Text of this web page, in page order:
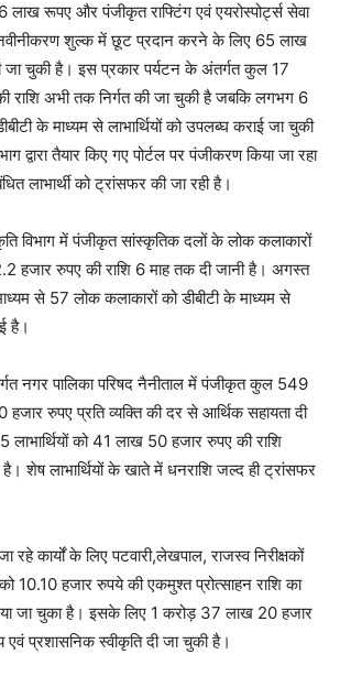
रूपए और पंजीकृत राफ्टिंग एवं एयरोस्पोर्ट्स सेवा
शुल्क में छूट प्रदान करने के लिए 65 लाख
जा चुकी है। इस प्रकार पर्यटन के अंतर्गत कुल 17
राशि अभी तक निर्गत की जा चुकी है जबकि लगभग 6
के माध्यम से लाभार्थियों को उपलब्घ कराई जा चुकी
द्वारा तैयार किए गए पोर्टल पर पंजीकरण किया जा रहा
लाभार्थी को ट्रांसफर की जा रही है।
विभाग में पंजीकृत सांस्कृतिक दलों के लोक कलाकारों
हजार रुपए की राशि 6 माह तक दी जानी है। अगस्त
से 57 लोक कलाकारों को डीबीटी के माध्यम से
है।
नगर पालिका परिषद नैनीताल में पंजीकृत कुल 549
रुपए प्रति व्यक्ति की दर से आर्थिक सहायता दी
को 41 लाख 50 हजार रुपए की राशि
है। शेष लाभार्थियों के खाते में धनराशि जल्द ही ट्रांसफर
रहे कार्यों के लिए पटवारी,लेखपाल, राजस्व निरीक्षकों
10.10 हजार रुपये की एकमुश्त प्रोत्साहन राशि का
जा चुका है। इसके लिए 1 करोड़ 37 लाख 20 हजार
एवं प्रशासनिक स्वीकृति दी जा चुकी है।